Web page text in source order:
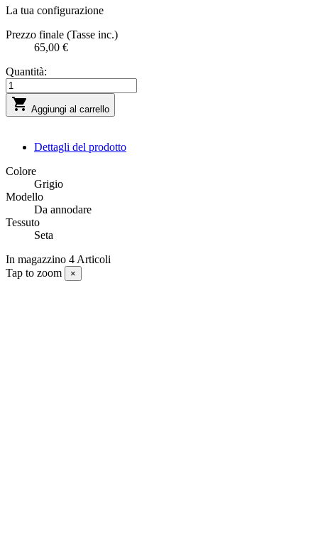
La tua configurazione
Prezzo finale (Tasse inc.)
65,00 €
Quantità:
 Aggiungi al carrello
Dettagli del prodotto
Colore
Grigio
Modello
Da annodare
Tessuto
Seta
In magazzino 4 Articoli
Tap to zoom
×